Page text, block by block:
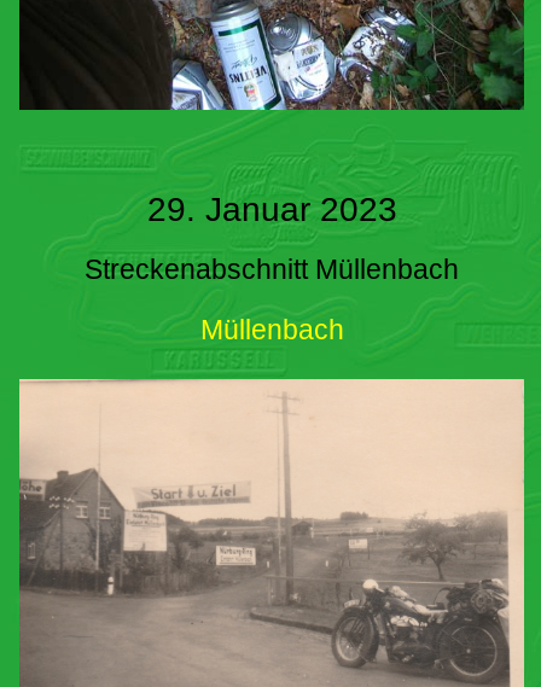
29. Januar 2023
Streckenabschnitt Müllenbach
Müllenbach